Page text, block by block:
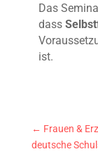
Das
dass
ist.
← Frauen &
deutsche